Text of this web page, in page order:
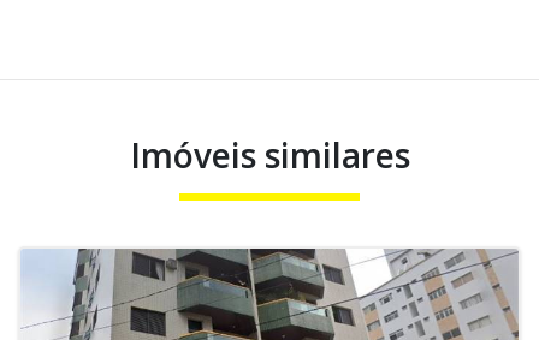
Imóveis similares